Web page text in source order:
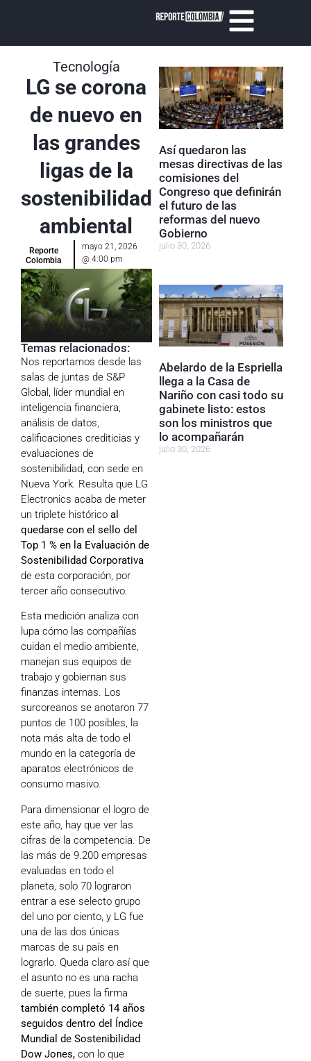
Tecnología
LG se corona
de nuevo en
las grandes
ligas de la
sostenibilidad
ambiental
Reporte
Colombia
mayo 21, 2026
@ 4:00 pm
Temas relacionados:
Nos reportamos desde las
salas de juntas de S&P
Global , líder mundial en
inteligencia financiera,
análisis de datos,
calificaciones crediticias y
evaluaciones de
sostenibilidad, con sede en
Nueva York. Resulta que LG
Electronics acaba de meter
un triplete histórico al
quedarse con el sello del
Top 1 % en la Evaluación de
Sostenibilidad Corporativa
de esta corporación, por
tercer año consecutivo.
Esta medición analiza con
lupa cómo las compañías
cuidan el medio ambiente,
manejan sus equipos de
trabajo y gobiernan sus
finanzas internas. Los
surcoreanos se anotaron 77
puntos de 100 posibles, la
nota más alta de todo el
mundo en la categoría de
aparatos electrónicos de
consumo masivo.
Para dimensionar el logro de
este año, hay que ver las
cifras de la competencia. De
las más de 9.200 empresas
evaluadas en todo el
planeta, solo 70 lograron
entrar a ese selecto grupo
del uno por ciento, y LG fue
una de las dos únicas
marcas de su país en
lograrlo. Queda claro así que
el asunto no es una racha
de suerte, pues la firma
también completó 14 años
seguidos dentro del Índice
Mundial de Sostenibilidad
Dow Jones, con lo que
Así quedaron las
mesas directivas de las
comisiones del
Congreso que definirán
el futuro de las
reformas del nuevo
Gobierno
julio 30, 2026
Abelardo de la Espriella
llega a la Casa de
Nariño con casi todo su
gabinete listo: estos
son los ministros que
lo acompañarán
julio 30, 2026